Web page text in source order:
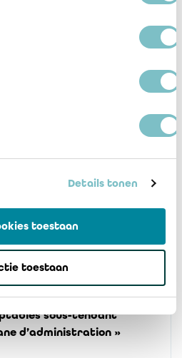
Details tonen
toestaan
toestaan
- points clés
des « données
sous-tendant
d’administration »